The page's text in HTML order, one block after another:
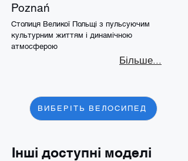
Poznań
Столиця Великої Польщі з пульсуючим
культурним життям і динамічною
атмосферою
Більше...
ВИБЕРІТЬ ВЕЛОСИПЕД
Інші доступні моделі